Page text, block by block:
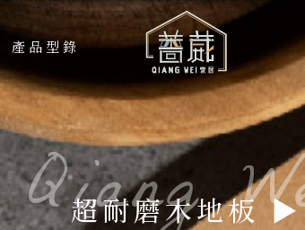
產品型錄
PROCESS
超耐磨木地板 ▶